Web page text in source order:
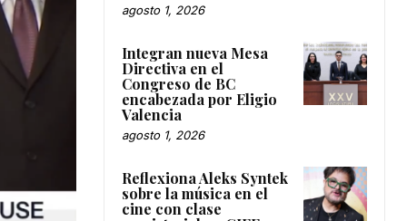
agosto 1, 2026
Integran nueva Mesa
Directiva en el
Congreso de BC
encabezada por Eligio
Valencia
agosto 1, 2026
Reflexiona Aleks Syntek
sobre la música en el
cine con clase